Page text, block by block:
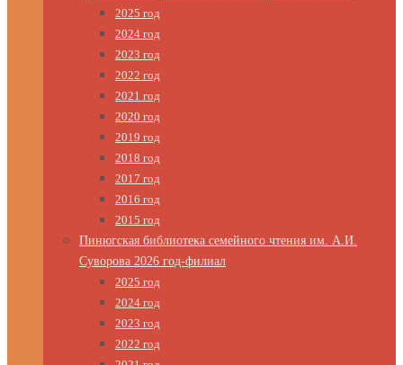
2025 год
2024 год
2023 год
2022 год
2021 год
2020 год
2019 год
2018 год
2017 год
2016 год
2015 год
Пинюгская библиотека семейного чтения им. А.И.
Суворова 2026 год-филиал
2025 год
2024 год
2023 год
2022 год